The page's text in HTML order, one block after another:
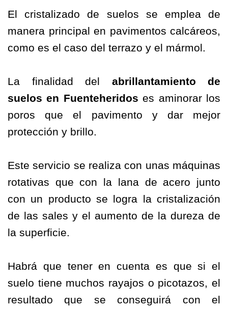
El cristalizado de suelos se emplea de
manera principal en pavimentos calcáreos,
como es el caso del terrazo y el mármol.
La finalidad del abrillantamiento
de
suelos en Fuenteheridos es aminorar los
poros que el pavimento y dar mejor
protección y brillo.
Este servicio se realiza con unas máquinas
rotativas que con la lana de acero junto
con un producto se logra la cristalización
de las sales y el aumento de la dureza de
la superficie.
Habrá que tener en cuenta es que si el
suelo tiene muchos rayajos o picotazos, el
resultado que se conseguirá con el